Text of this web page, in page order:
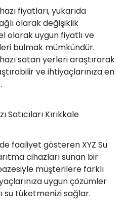
fiyatları, yukarıda
olarak değişiklik
olarak uygun fiyatlı ve
bulmak mümkündür.
satan yerleri araştırarak
ve ihtiyaçlarınıza en
Satıcıları Kırıkkale
faaliyet gösteren XYZ Su
cihazları sunan bir
müşterilere farklı
uygun çözümler
su tüketmenizi sağlar.